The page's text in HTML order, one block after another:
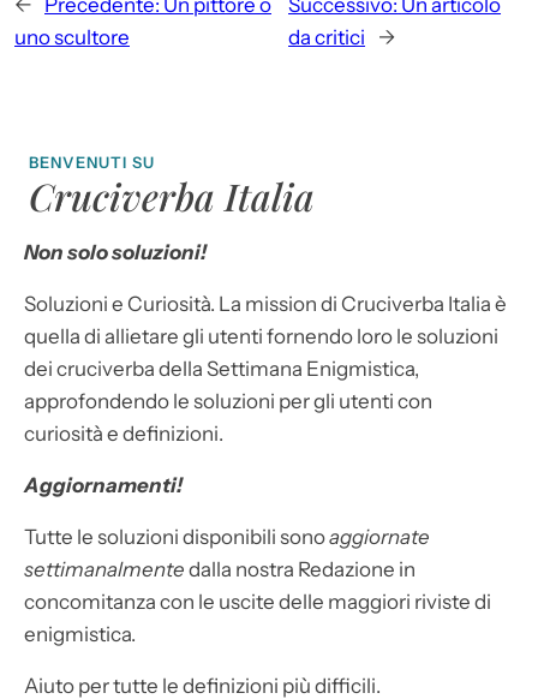
uno scultore
da critici
→
BENVENUTI SU
Cruciverba Italia
Non solo soluzioni!
Soluzioni e Curiosità. La mission di Cruciverba Italia è
quella di allietare gli utenti fornendo loro le soluzioni
dei cruciverba della Settimana Enigmistica,
approfondendo le soluzioni per gli utenti con
curiosità e definizioni.
Aggiornamenti!
Tutte le soluzioni disponibili sonoaggiornate
settimanalmente dalla nostra Redazione in
concomitanza con le uscite delle maggiori riviste di
enigmistica.
Aiuto per tutte le definizioni più difficili.